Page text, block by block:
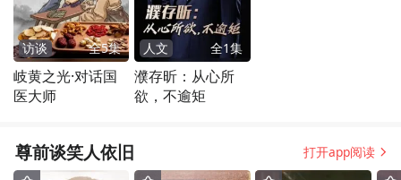
访谈 全5集
岐黄之光·对话国
医大师
人文 全1集
濮存昕：从心所
欲，不逾矩
尊前谈笑人依旧 打开app阅读